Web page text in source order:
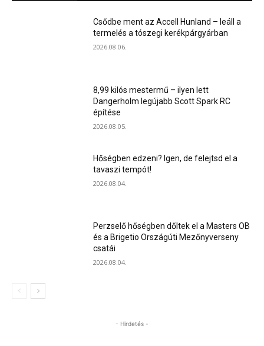
Csődbe ment az Accell Hunland – leáll a
termelés a tószegi kerékpárgyárban
2026.08.06.
8,99 kilós mestermű – ilyen lett
Dangerholm legújabb Scott Spark RC
építése
2026.08.05.
Hőségben edzeni? Igen, de felejtsd el a
tavaszi tempót!
2026.08.04.
Perzselő hőségben dőltek el a Masters OB
és a Brigetio Országúti Mezőnyverseny
csatái
2026.08.04.
- Hirdetés -